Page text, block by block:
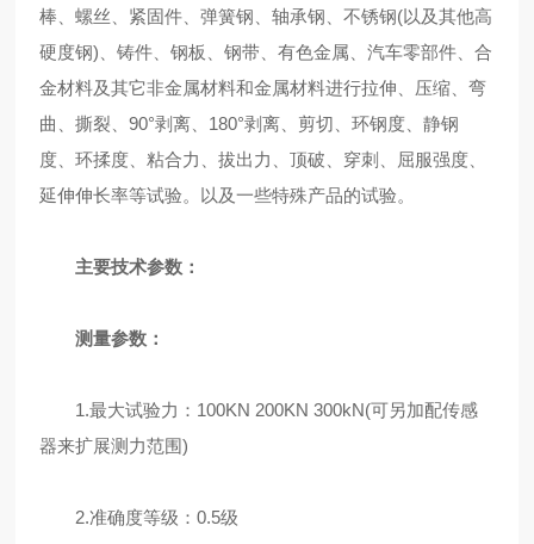
棒、螺丝、紧固件、弹簧钢、轴承钢、不锈钢(以及其他高
硬度钢)、铸件、钢板、钢带、有色金属、汽车零部件、合
金材料及其它非金属材料和金属材料进行拉伸、压缩、弯
曲、撕裂、90°剥离、180°剥离、剪切、环钢度、静钢
度、环揉度、粘合力、拔出力、顶破、穿刺、屈服强度、
延伸伸长率等试验。以及一些特殊产品的试验。
主要技术参数：
测量参数：
1.最大试验力：100KN 200KN 300kN(可另加配传感
器来扩展测力范围)
2.准确度等级：0.5级